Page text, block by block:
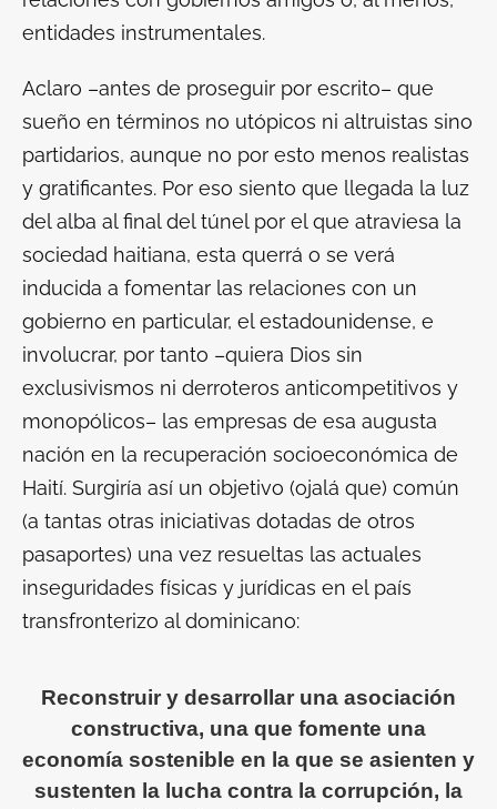
entidades instrumentales.
Aclaro –antes de proseguir por escrito– que
sueño en términos no utópicos ni altruistas sino
partidarios, aunque no por esto menos realistas
y gratificantes. Por eso siento que llegada la luz
del alba al final del túnel por el que atraviesa la
sociedad haitiana, esta querrá o se verá
inducida a fomentar las relaciones con un
gobierno en particular, el estadounidense, e
involucrar, por tanto –quiera Dios sin
exclusivismos ni derroteros anticompetitivos y
monopólicos– las empresas de esa augusta
nación en la recuperación socioeconómica de
Haití. Surgiría así un objetivo (ojalá que) común
(a tantas otras iniciativas dotadas de otros
pasaportes) una vez resueltas las actuales
inseguridades físicas y jurídicas en el país
transfronterizo al dominicano:
Reconstruir y desarrollar una asociación
constructiva, una que fomente una
economía sostenible en la que se asienten y
sustenten la lucha contra la corrupción, la